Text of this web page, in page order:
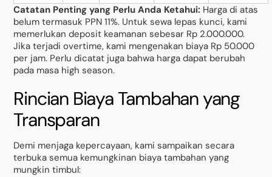
Catatan Penting yang Perlu Anda Ketahui: Harga di atas
belum termasuk PPN 11%. Untuk sewa lepas kunci, kami
memerlukan deposit keamanan sebesar Rp 2.000.000.
Jika terjadi overtime, kami mengenakan biaya Rp 50.000
per jam. Perlu dicatat juga bahwa harga dapat berubah
pada masa high season.
Rincian Biaya Tambahan yang
Transparan
Demi menjaga kepercayaan, kami sampaikan secara
terbuka semua kemungkinan biaya tambahan yang
mungkin timbul: